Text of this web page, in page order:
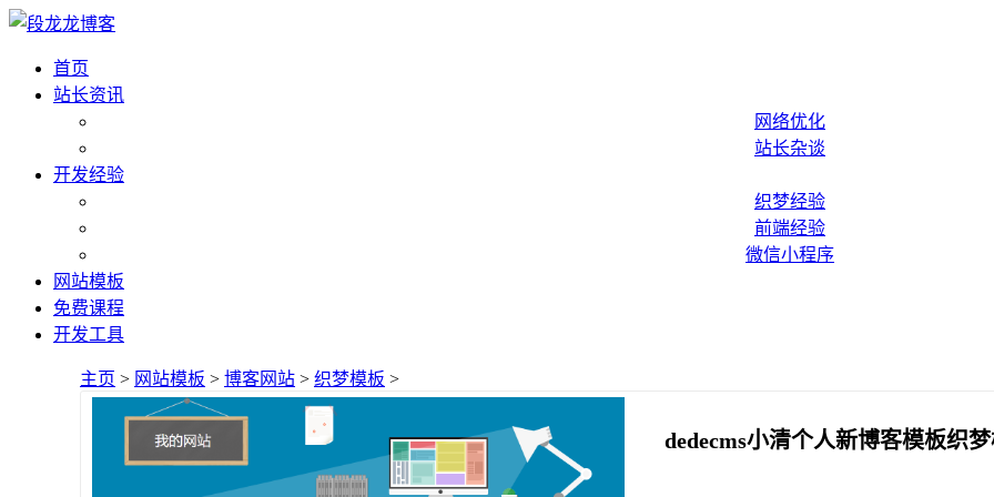
首页
站长资讯
网络优化
站长杂谈
开发经验
织梦经验
前端经验
微信小程序
网站模板
免费课程
开发工具
主页 > 网站模板 > 博客网站 > 织梦模板 >
dedecms小清个人新博客模板织